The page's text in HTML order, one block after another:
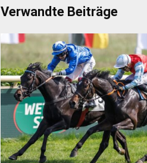
Verwandte Beiträge